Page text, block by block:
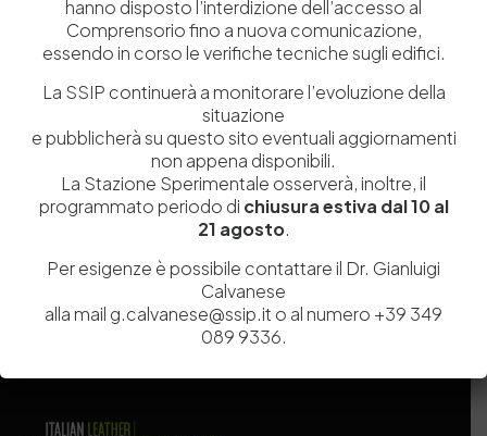
Salva il mio nome, email e sito web in questo browser per la
prossima volta che commento.
hanno disposto l’interdizione dell’accesso al
Comprensorio fino a nuova comunicazione,
essendo in corso le verifiche tecniche sugli edifici.
La SSIP continuerà a monitorare l’evoluzione della
situazione
e pubblicherà su questo sito eventuali aggiornamenti
non appena disponibili.
La Stazione Sperimentale osserverà, inoltre, il
programmato periodo di chiusura estiva dal 10 al
21 agosto.
Per esigenze è possibile contattare il Dr. Gianluigi
Calvanese
alla mail g.calvanese@ssip.it o al numero +39 349
089 9336.